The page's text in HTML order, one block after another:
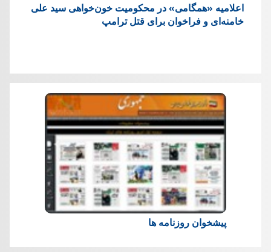
اعلامیه «همگامی» در محکومیت خون‌خواهی سید علی
خامنه‌ای و فراخوان برای قتل ترامپ
پیشخوان روزنامه ها